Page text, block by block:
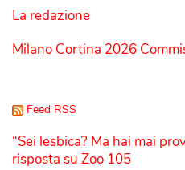
La redazione
Milano Cortina 2026
Feed RSS
“Sei lesbica? Ma hai mai
risposta su Zoo 105